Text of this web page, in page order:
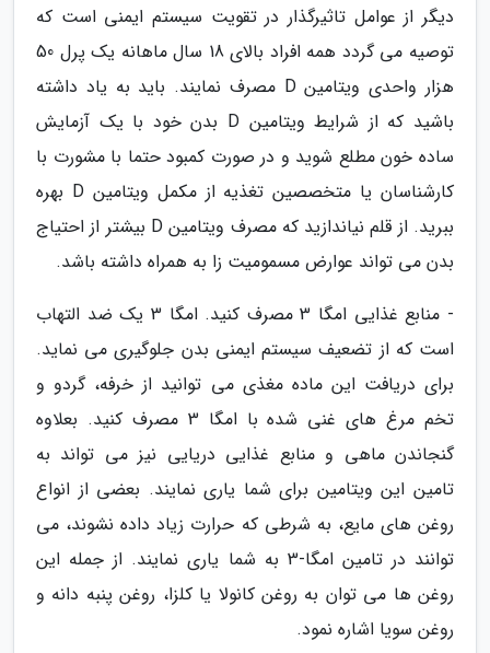
دیگر از عوامل تاثیرگذار در تقویت سیستم ایمنی است که
توصیه می گردد همه افراد بالای 18 سال ماهانه یک پرل 50
هزار واحدی ویتامین D مصرف نمایند. باید به یاد داشته
باشید که از شرایط ویتامین D بدن خود با یک آزمایش
ساده خون مطلع شوید و در صورت کمبود حتما با مشورت با
کارشناسان یا متخصصین تغذیه از مکمل ویتامین D بهره
ببرید. از قلم نیاندازید که مصرف ویتامین D بیشتر از احتیاج
بدن می تواند عوارض مسمومیت زا به همراه داشته باشد.
- منابع غذایی امگا 3 مصرف کنید. امگا 3 یک ضد التهاب
است که از تضعیف سیستم ایمنی بدن جلوگیری می نماید.
برای دریافت این ماده مغذی می توانید از خرفه، گردو و
تخم مرغ های غنی شده با امگا 3 مصرف کنید. بعلاوه
گنجاندن ماهی و منابع غذایی دریایی نیز می تواند به
تامین این ویتامین برای شما یاری نمایند. بعضی از انواع
روغن های مایع، به شرطی که حرارت زیاد داده نشوند، می
توانند در تامین امگا-3 به شما یاری نمایند. از جمله این
روغن ها می توان به روغن کانولا یا کلزا، روغن پنبه دانه و
روغن سویا اشاره نمود.